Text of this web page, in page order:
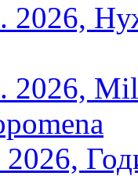
2026,